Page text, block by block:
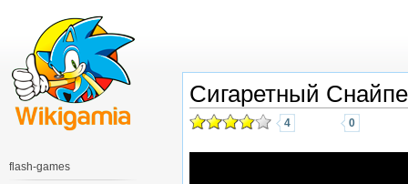
Сигаретный
4 0
flash-games